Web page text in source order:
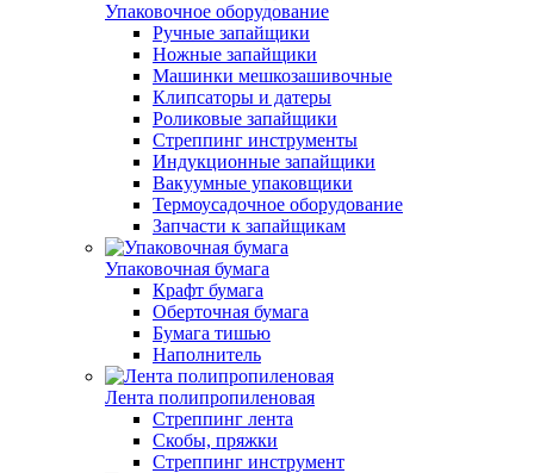
Упаковочное оборудование
Ручные запайщики
Ножные запайщики
Машинки мешкозашивочные
Клипсаторы и датеры
Роликовые запайщики
Стреппинг инструменты
Индукционные запайщики
Вакуумные упаковщики
Термоусадочное оборудование
Запчасти к запайщикам
Упаковочная бумага
Крафт бумага
Оберточная бумага
Бумага тишью
Наполнитель
Лента полипропиленовая
Стреппинг лента
Скобы, пряжки
Стреппинг инструмент